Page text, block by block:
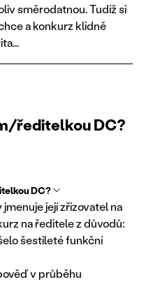
směrodatnou. Tudíž si
a konkurz klidně
ředitelkou DC?
DC?
její zřizovatel na
na ředitele z důvodů:
šestileté funkční
v průběhu